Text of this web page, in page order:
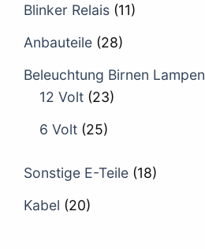
Blinker Relais (11)
Anbauteile (28)
Beleuchtung Birnen Lampen
12 Volt (23)
6 Volt (25)
Sonstige E-Teile (18)
Kabel (20)